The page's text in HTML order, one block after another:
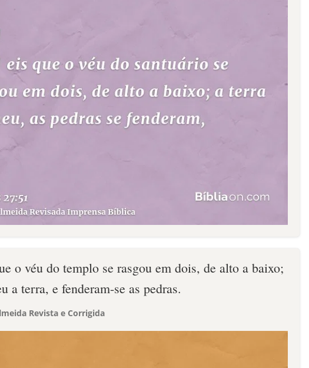
o véu do templo se rasgou em dois, de alto a baixo;
a terra, e fenderam-se as pedras.
Revista e Corrigida